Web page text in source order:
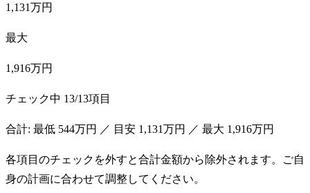
1,131万円
最大
1,916万円
チェック中 13/13項目
合計: 最低 544万円 ／ 目安 1,131万円 ／ 最大 1,916万円
各項目のチェックを外すと合計金額から除外されます。ご自
身の計画に合わせて調整してください。